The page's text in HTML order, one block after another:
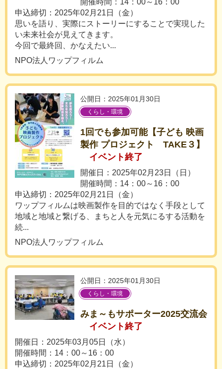
開催時間：14：00～16：00
申込締切：2025年02月21日（金）
思いを語り、実際にストーリーにすることで実現した
い未来社会が見えてきます。
今回で最終回、かなえたい...
NPO法人ワップフィルム
公開日：2025年01月30日
くらし・環境
1回でも参加可能【子ども 映画
製作 プロジェクト TAKE３】
イベント終了
開催日：2025年02月23日（日）
開催時間：14：00～16：00
申込締切：2025年02月21日（金）
ワップフィルムは映画製作を目的ではなく手段として
地域と地域と繋げる、まちと人を元気にるする活動を
続...
NPO法人ワップフィルム
公開日：2025年01月30日
くらし・環境
みま～もサポーター2025交流会
イベント終了
開催日：2025年03月05日（水）
開催時間：14：00～16：00
申込締切：2025年02月21日（金）